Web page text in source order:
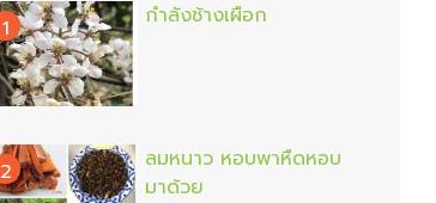
1 กำลังช้างเผือก
2
ลมหนาว หอบพาหืดหอบ
มาด้วย